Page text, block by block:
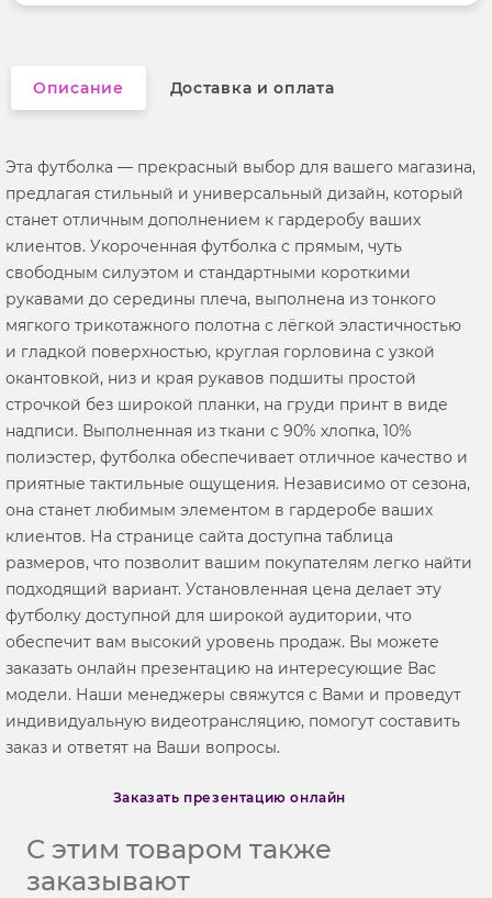
Вырез горловины округлый
Описание Доставка и оплата
Эта футболка — прекрасный выбор для вашего магазина,
предлагая стильный и универсальный дизайн, который
станет отличным дополнением к гардеробу ваших
клиентов. Укороченная футболка с прямым, чуть
свободным силуэтом и стандартными короткими
рукавами до середины плеча, выполнена из тонкого
мягкого трикотажного полотна с лёгкой эластичностью
и гладкой поверхностью, круглая горловина с узкой
окантовкой, низ и края рукавов подшиты простой
строчкой без широкой планки, на груди принт в виде
надписи. Выполненная из ткани с 90% хлопка, 10%
полиэстер, футболка обеспечивает отличное качество и
приятные тактильные ощущения. Независимо от сезона,
она станет любимым элементом в гардеробе ваших
клиентов. На странице сайта доступна таблица
размеров, что позволит вашим покупателям легко найти
подходящий вариант. Установленная цена делает эту
футболку доступной для широкой аудитории, что
обеспечит вам высокий уровень продаж. Вы можете
заказать онлайн презентацию на интересующие Вас
модели. Наши менеджеры свяжутся с Вами и проведут
индивидуальную видеотрансляцию, помогут составить
заказ и ответят на Ваши вопросы.
Заказать презентацию онлайн
С этим товаром также
заказывают